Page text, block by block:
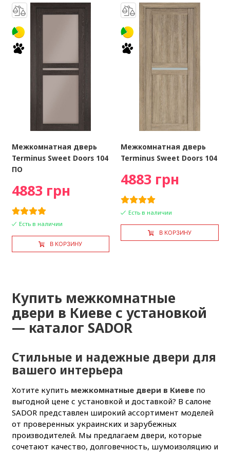
Межкомнатная дверь
Terminus Sweet Doors 104
ПО
4883 грн
Есть в наличии
В КОРЗИНУ
Межкомнатная дверь
Terminus Sweet Doors 104
4883 грн
Есть в наличии
В КОРЗИНУ
Купить межкомнатные
двери в Киеве с установкой
— каталог SADOR
Стильные и надежные двери для
вашего интерьера
Хотите купить межкомнатные двери в Киевепо
выгодной цене с установкой и доставкой? В салоне
SADOR представлен широкий ассортимент моделей
от проверенных украинских и зарубежных
производителей. Мы предлагаем двери, которые
сочетают качество, долговечность, шумоизоляцию и